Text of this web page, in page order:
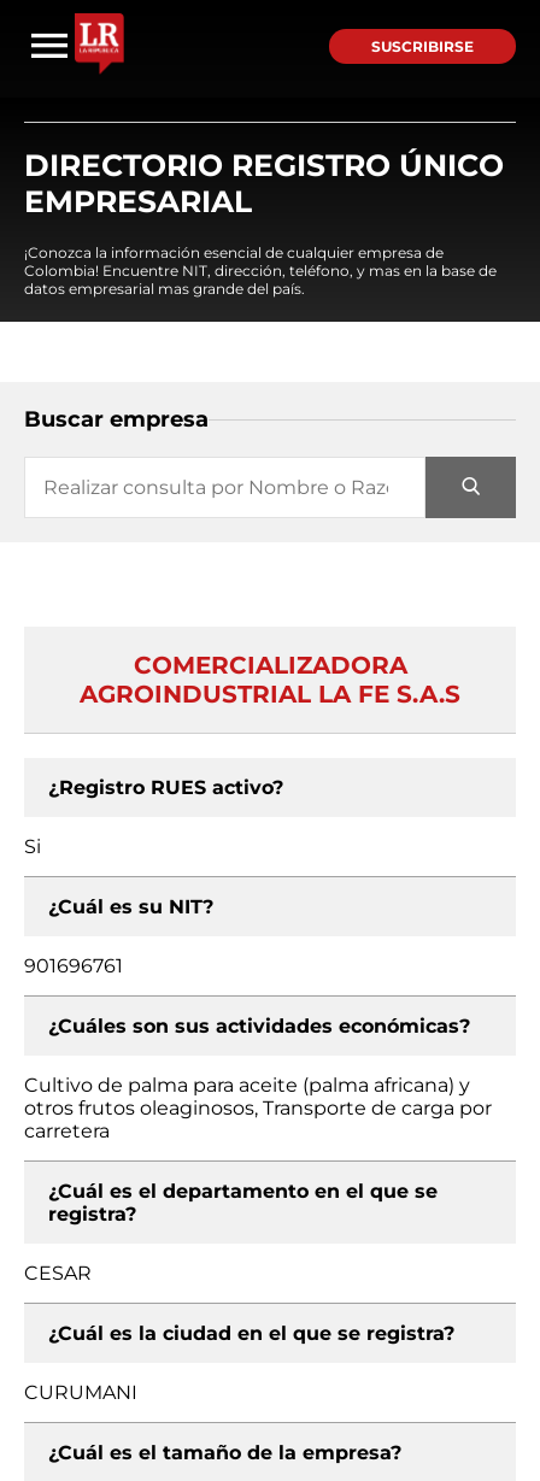
SUSCRIBIRSE
DIRECTORIO REGISTRO ÚNICO
EMPRESARIAL
¡Conozca la información esencial de cualquier empresa de
Colombia! Encuentre NIT, dirección, teléfono, y mas en la base de
datos empresarial mas grande del país.
Buscar empresa
COMERCIALIZADORA
AGROINDUSTRIAL LA FE S.A.S
¿Registro RUES activo?
Si
¿Cuál es su NIT?
901696761
¿Cuáles son sus actividades económicas?
Cultivo de palma para aceite (palma africana) y
otros frutos oleaginosos, Transporte de carga por
carretera
¿Cuál es el departamento en el que se
registra?
CESAR
¿Cuál es la ciudad en el que se registra?
CURUMANI
¿Cuál es el tamaño de la empresa?